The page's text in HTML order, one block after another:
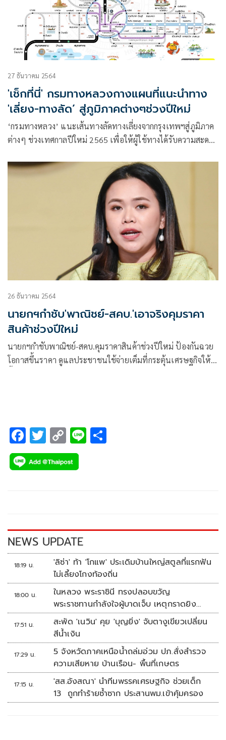
27 ธันวาคม 2564
'เช็กที่นี่' กรมทางหลวงกางแผนที่แนะนำทาง
'เลี่ยง-ทางลัด’ สู่ภูมิภาคต่างๆช่วงปีใหม่
‘กรมทางหลวง’ แนะเส้นทางลัดทางเลี่ยงจากกรุงเทพฯสู่ภูมิภาค
ต่างๆ ช่วงเทศกาลปีใหม่ 2565 เพื่อให้ผู้ใช้ทางได้รับความสะดวก
26 ธันวาคม 2564
นายกฯกำชับ'พาณิชย์-สคบ.'เอาจริงคุมราคา
สินค้าช่วงปีใหม่
นายกฯกำชับพาณิชย์-สคบ.คุมราคาสินค้าช่วงปีใหม่ ป้องกันฉวย
โอกาสขึ้นราคา ดูแลประชาชนใช้จ่ายเต็มที่กระตุ้นเศรษฐกิจให้ดี
F
ac
e
k
T
wi
tt
C
o
p
k
Li
NEWS UPDATE
18:19 น.
'ลิซ่า' ท้า 'โกแพ' ประเดิมบ้านใหญ่สตูลที่แรกฟัน
ไม่เลี้ยงโกงท้องถิ่น
18:00 น.
ในหลวง พระราชินี ทรงปลอบขวัญ
พระราชทานกำลังใจผู้บาดเจ็บ เหตุกราดยิง
รร.เทพศิรินทร์นนทบุรี
17:51 น.
สะพัด 'เนวิน' คุย 'บุญยิ่ง' จับตางูเขียวเปลี่ยน
สีน้ำเงิน
17:29 น.
5 จังหวัดภาคเหนือน้ำถล่มอ่วม ปภ.สั่งสำรวจ
ความเสียหาย บ้านเรือน- พื้นที่เกษตร
17:15 น.
'สส.อังสณา' นำทีมพรรคเศรษฐกิจ ช่วยเด็ก
13 ถูกทำร้ายซ้ำซาก ประสานพม.เข้าคุ้มครอง